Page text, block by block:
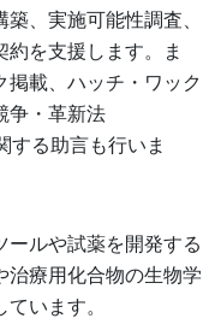
、実施可能性調査、
を支援します。ま
載、ハッチ・ワック
争・革新法
する助言も行いま
ールや試薬を開発する
治療用化合物の生物学
います。